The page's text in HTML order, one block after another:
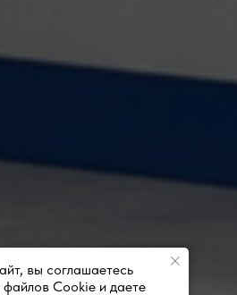
вы соглашаетесь
Cookie и даете